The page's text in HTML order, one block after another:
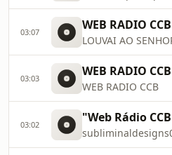
03:07 WEB RADIO CCB
LOUVAI AO
03:03 WEB RADIO CCB
WEB RADIO CCB
03:02 "Web Rádio CCB